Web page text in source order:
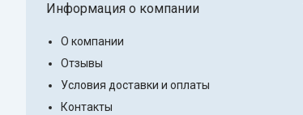
Информация о компании
О компании
Отзывы
Условия доставки и оплаты
Контакты